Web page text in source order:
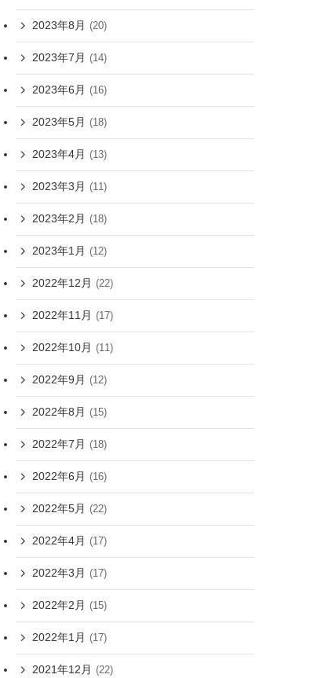
2023年8月 (20)
2023年7月 (14)
2023年6月 (16)
2023年5月 (18)
2023年4月 (13)
2023年3月 (11)
2023年2月 (18)
2023年1月 (12)
2022年12月 (22)
2022年11月 (17)
2022年10月 (11)
2022年9月 (12)
2022年8月 (15)
2022年7月 (18)
2022年6月 (16)
2022年5月 (22)
2022年4月 (17)
2022年3月 (17)
2022年2月 (15)
2022年1月 (17)
2021年12月 (22)